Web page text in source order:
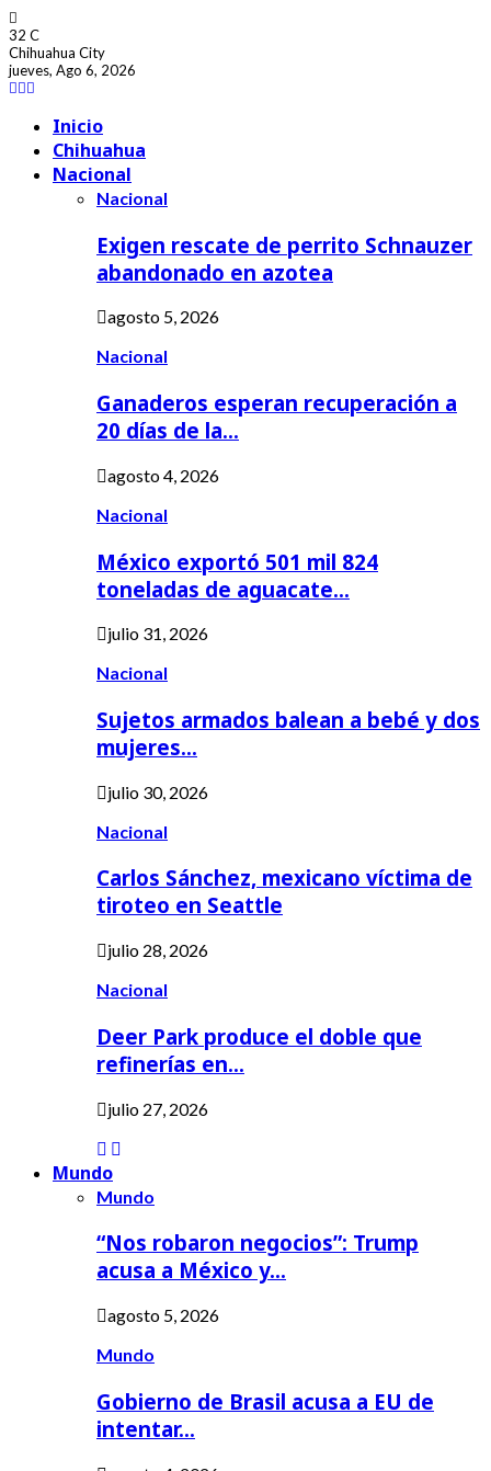
32 C
Chihuahua City
jueves, Ago 6, 2026
Facebook
Youtube
Inicio
Chihuahua
Nacional
Nacional
Exigen rescate de perrito Schnauzer
abandonado en azotea
agosto 5, 2026
Nacional
Ganaderos esperan recuperación a
20 días de la…
agosto 4, 2026
Nacional
México exportó 501 mil 824
toneladas de aguacate…
julio 31, 2026
Nacional
Sujetos armados balean a bebé y dos
mujeres…
julio 30, 2026
Nacional
Carlos Sánchez, mexicano víctima de
tiroteo en Seattle
julio 28, 2026
Nacional
Deer Park produce el doble que
refinerías en…
julio 27, 2026
Mundo
Mundo
“Nos robaron negocios”: Trump
acusa a México y…
agosto 5, 2026
Mundo
Gobierno de Brasil acusa a EU de
intentar…